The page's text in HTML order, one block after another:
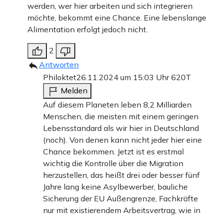
werden, wer hier arbeiten und sich integrieren
möchte, bekommt eine Chance. Eine lebenslange
Alimentation erfolgt jedoch nicht.
2
Antworten
Philoktet26.11.2024 um 15:03 Uhr620T
Melden
Auf diesem Planeten leben 8,2 Milliarden
Menschen, die meisten mit einem geringen
Lebensstandard als wir hier in Deutschland
(noch). Von denen kann nicht jeder hier eine
Chance bekommen. Jetzt ist es erstmal
wichtig die Kontrolle über die Migration
herzustellen, das heißt drei oder besser fünf
Jahre lang keine Asylbewerber, bauliche
Sicherung der EU Außengrenze, Fachkräfte
nur mit existierendem Arbeitsvertrag, wie in